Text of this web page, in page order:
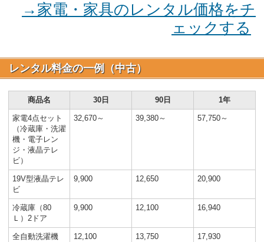
→家電・家具のレンタル価格をチ
ェックする
レンタル料金の一例（中古）
商品名 30日 90日 1年
家電4点セット
（冷蔵庫・洗濯
機・電子レン
ジ・液晶テレ
ビ）
32,670～ 39,380～ 57,750～
19V型液晶テレ
ビ
9,900 12,650 20,900
冷蔵庫（80
Ｌ）2ドア
9,900 12,100 16,940
全自動洗濯機
12,100 13,750 17,930